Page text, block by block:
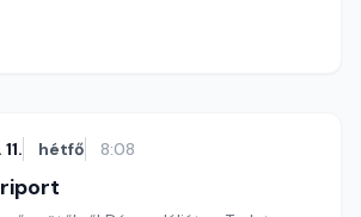
hétfő 8:08
riport